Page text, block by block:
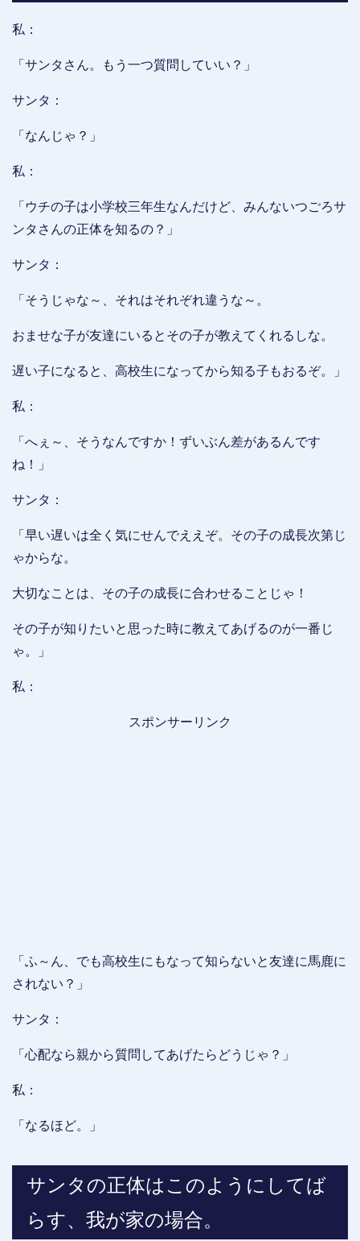
私：
「サンタさん。もう一つ質問していい？」
サンタ：
「なんじゃ？」
私：
「ウチの子は小学校三年生なんだけど、みんないつごろサ
ンタさんの正体を知るの？」
サンタ：
「そうじゃな～、それはそれぞれ違うな～。
おませな子が友達にいるとその子が教えてくれるしな。
遅い子になると、高校生になってから知る子もおるぞ。」
私：
「へぇ～、そうなんですか！ずいぶん差があるんです
ね！」
サンタ：
「早い遅いは全く気にせんでええぞ。その子の成長次第じ
ゃからな。
大切なことは、その子の成長に合わせることじゃ！
その子が知りたいと思った時に教えてあげるのが一番じ
ゃ。」
私：
スポンサーリンク
「ふ～ん、でも高校生にもなって知らないと友達に馬鹿に
されない？」
サンタ：
「心配なら親から質問してあげたらどうじゃ？」
私：
「なるほど。」
サンタの正体はこのようにしてば
らす、我が家の場合。